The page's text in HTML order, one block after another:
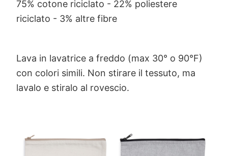
75% cotone riciclato - 22% poliestere
riciclato - 3% altre fibre
Lava in lavatrice a freddo (max 30° o 90°F)
con colori simili. Non stirare il tessuto, ma
lavalo e stiralo al rovescio.